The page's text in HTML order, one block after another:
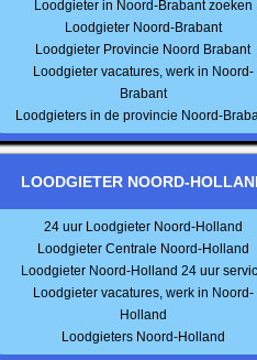
Loodgieter in Noord-Brabant zoeken
Loodgieter Noord-Brabant
Loodgieter Provincie Noord Brabant
Loodgieter vacatures, werk in Noord-
Brabant
Loodgieters in de provincie Noord-
LOODGIETER NOORD-
24 uur Loodgieter Noord-Holland
Loodgieter Centrale Noord-Holland
Loodgieter Noord-Holland 24 uur
Loodgieter vacatures, werk in Noord-
Holland
Loodgieters Noord-Holland